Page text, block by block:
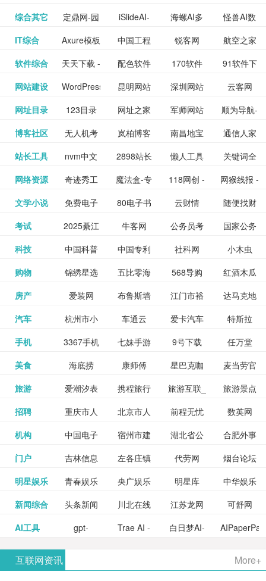
全 频
包括上映
影片的影
讯查询及
购票服
务。你可
和看过的
电影电视
剧，顺便
打分、写
味，豆瓣
电影会推
荐好电影
给你。
_www.sanmao.com.cn_
素材免费
图库
nas论
坛|nas1.cn|nas1|nas
流社区
文写作-AI
毕业设计-
PPT模板
生成
作 - 国内
领先的AI
图片、文
案创作平
讯飞星火-
懂我的AI
助手
更多>>
综合其它 定鼎网-园
林景观建
筑室内设
iSlideAI-
一键生成
PPT模板
海螺AI多
模态大语
言模型
怪兽AI数
字人
九章开物 更多>>
IT综合 Axure模板
网
中国工程
科技知识
中心
锐客网
航空之家
牛品汇
更多>>
软件综合 天天下载 -
绿色精品
软件应用
配色软件
园
170软件
下载站
91软件下
载
yx12345
下载站
更多>>
网站建设 WordPress
主题模板
下载_爱主
昆明网站
建设
深圳网站
建设
云客网
SEO众包
服务平台
深圳网站
建设
更多>>
网址目录 123目录
网
网址之家 军师网站
目录网址
大全
顺为导航-
办公运营
工具导航
易推分类
目录网
更多>>
博客社区 无人机考
证资讯网
岚柏博客 南昌地宝
网_南昌论
坛
通信人家
园
精易论坛 更多>>
站长工具 nvm中文
网
2898站长
资源平台
懒人工具 关键词全
网指数查
询
SEO工具
- 站长之家
更多>>
网络资源 奇迹秀工
具箱-设计
师必备设
辅助神器
魔法盒-专
业的游戏
动画特效
118网创 -
创业项目
资源分享
网猴线报 -
一个简单
且纯粹的
网站
线报酷 -
专注线报
活动
更多>>
文学小说 免费电子
书下载
网,txt小说
完结txt小
说-书本网
80电子书
_八零电子
书_80txt_
云财情 随便找财
经网
钱如故 更多>>
考试 2025綦江
区中考志
愿填报系
牛客网 公务员考
试-中公教
育网
国家公务
员局
公务员考
试信息网
更多>>
科技 中国科普
博览
中国专利
信息网
社科网
小木虫
中国科学
院
更多>>
购物 锦绣星选
海淘
五比零海
淘网
568导购
网
红酒木瓜
靓汤官网
淘宝 更多>>
房产 爱装网 布鲁斯墙
纸
江门市裕
华墙纸
达马克地
产
格莱美墙
纸
更多>>
汽车 杭州市小
客车总量
调控管理
车通云 爱卡汽车
导购
特斯拉
百度有驾
网
更多>>
手机 3367手机
游戏
七妹手游 9号下载
任万堂
游戏邦
更多>>
美食 海底捞 康师傅 星巴克咖
啡
麦当劳官
网
心食谱网 更多>>
旅游 爱潮汐表 携程旅行
网
旅游互联_
景点门票
预订
旅游景点
点评-猫途
鹰
北京旅游
网
更多>>
招聘 重庆市人
力资源和
社会保障
北京市人
力资源和
社会保障
前程无忧
招聘网
数英网
聘才网
更多>>
机构 中国电子
检验检疫
业务网
宿州市建
委网
湖北省公
管局
合肥外事
办
湖北省粮
食局
更多>>
门户 吉林信息
网
左各庄镇
论坛
代劳网
烟台论坛
腾讯充值
中心
更多>>
明星娱乐 青春娱乐
网
央广娱乐
网,
明星库 中华娱乐
网
网易娱乐 更多>>
新闻综合 头条新闻 川北在线 江苏龙网
可舒网
巾帼网
更多>>
AI工具 gpt- Trae AI - 白日梦AI-
- AI论文写
互联网资讯 More+